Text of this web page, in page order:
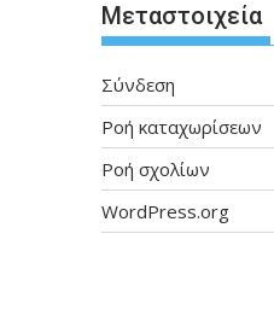
Μεταστοιχεία
Σύνδεση
Ροή καταχωρίσεων
Ροή σχολίων
WordPress.org